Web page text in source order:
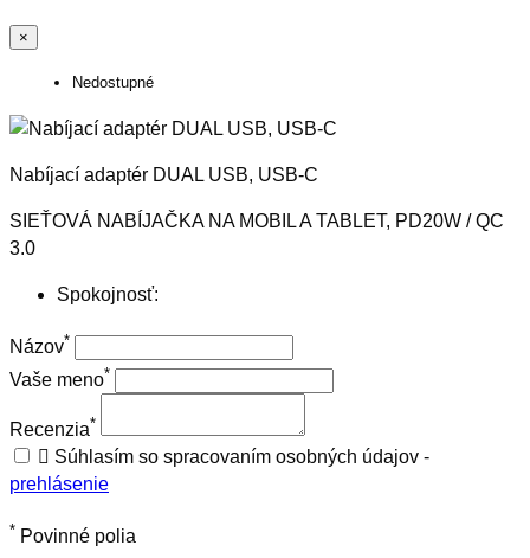
×
Nedostupné
Nabíjací adaptér DUAL USB, USB-C
SIEŤOVÁ NABÍJAČKA NA MOBIL A TABLET, PD20W / QC
3.0
Spokojnosť:
Názov*
Vaše meno*
Recenzia*
 Súhlasím so spracovaním osobných údajov -
prehlásenie
* Povinné polia